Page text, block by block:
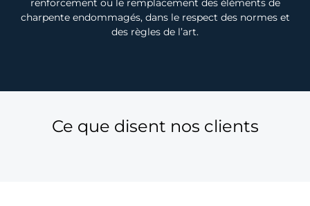
renforcement ou le remplacement des éléments de
charpente endommagés, dans le respect des normes et
des règles de l’art.
Ce que disent nos clients